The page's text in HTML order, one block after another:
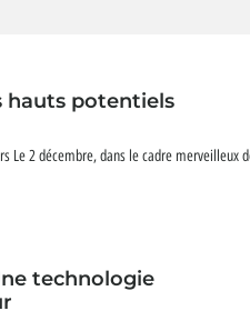
hauts potentiels
Le 2 décembre, dans le cadre merveilleux
technologie